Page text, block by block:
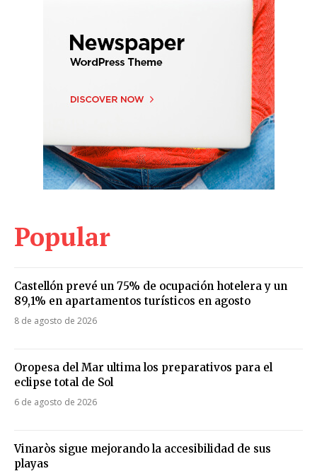
Popular
Castellón prevé un 75% de ocupación hotelera y un
89,1% en apartamentos turísticos en agosto
8 de agosto de 2026
Oropesa del Mar ultima los preparativos para el
eclipse total de Sol
6 de agosto de 2026
Vinaròs sigue mejorando la accesibilidad de sus
playas